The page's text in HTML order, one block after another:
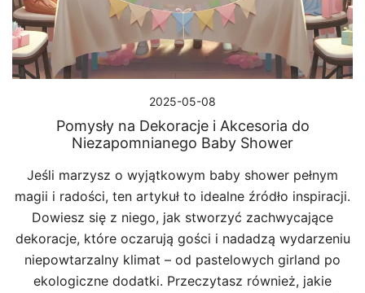
2025-05-08
Pomysły na Dekoracje i Akcesoria do
Niezapomnianego Baby Shower
Jeśli marzysz o wyjątkowym baby shower pełnym
magii i radości, ten artykuł to idealne źródło inspiracji.
Dowiesz się z niego, jak stworzyć zachwycające
dekoracje, które oczarują gości i nadadzą wydarzeniu
niepowtarzalny klimat – od pastelowych girland po
ekologiczne dodatki. Przeczytasz również, jakie